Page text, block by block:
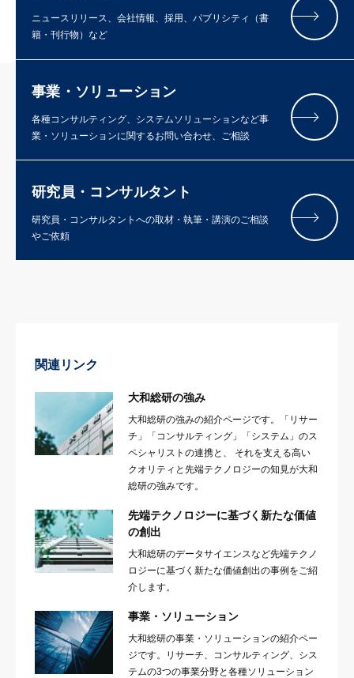
ニュースリリース、会社情報、採用、パブリシティ（書
籍・刊行物）など
事業・ソリューション
各種コンサルティング、システムソリューションなど事
業・ソリューションに関するお問い合わせ、ご相談
研究員・コンサルタント
研究員・コンサルタントへの取材・執筆・講演のご相談
やご依頼
関連リンク
大和総研の強み
大和総研の強みの紹介ページです。「リサー
チ」「コンサルティング」「システム」のス
ペシャリストの連携と、 それを支える高い
クオリティと先端テクノロジーの知見が大和
総研の強みです。
先端テクノロジーに基づく新たな価値
の創出
大和総研のデータサイエンスなど先端テクノ
ロジーに基づく新たな価値創出の事例をご紹
介します。
事業・ソリューション
大和総研の事業・ソリューションの紹介ペー
ジです。リサーチ、コンサルティング、シス
テムの3つの事業分野と各種ソリューション